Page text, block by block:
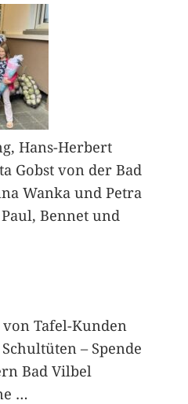
Hans-Herbert
Gobst von der Bad
Wanka und Petra
Bennet und
Tafel-Kunden
– Spende
Bad Vilbel
…